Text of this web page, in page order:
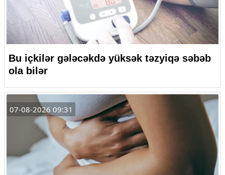
Bu içkilər gələcəkdə yüksək təzyiqə səbəb
ola bilər
07-08-2026 09:31